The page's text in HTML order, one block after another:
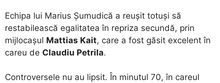
Echipa lui Marius Șumudică a reușit totuși să
restabilească egalitatea în repriza secundă, prin
mijlocașul Mattias Kait, care a fost găsit excelent în
careu de Claudiu Petrila.
Controversele nu au lipsit. În minutul 70, în careul